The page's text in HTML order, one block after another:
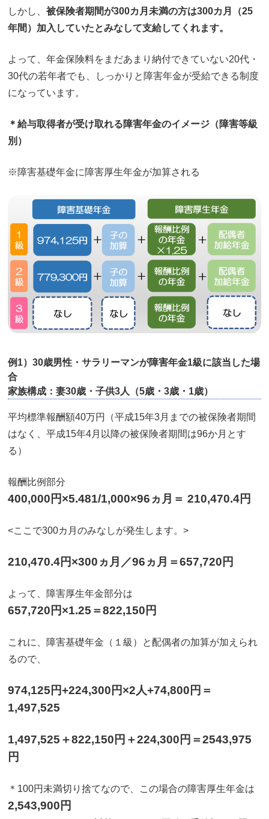
しかし、 被保険者期間が300カ月未満の方は300カ月（25
年間）加入していたとみなして支給してくれます。
よって、年金保険料をまだあまり納付できていない20代・
30代の若年者でも、しっかりと障害年金が受給できる制度
になっています。
＊給与取得者が受け取れる障害年金のイメージ（障害等級
別）
※障害基礎年金に障害厚生年金が加算される
例1）30歳男性・サラリーマンが障害年金1級に該当した場
合
家族構成：妻30歳・子供3人（5歳・3歳・1歳）
平均標準報酬額40万円（平成15年3月までの被保険者期間
はなく、平成15年4月以降の被保険者期間は96か月とす
る）
報酬比例部分
400,000円×5.481/1,000×96ヵ月＝ 210,470.4円
<ここで300カ月のみなしが発生します。>
210,470.4円×300ヵ月／96ヵ月＝657,720円
よって、障害厚生年金部分は
657,720円×1.25＝822,150円
これに、障害基礎年金（１級）と配偶者の加算が加えられ
るので、
974,125円+224,300円×2人+74,800円＝
1,497,525
1,497,525＋822,150円＋224,300円＝2543,975
円
＊100円未満切り捨てなので、この場合の障害厚生年金は
2,543,900円